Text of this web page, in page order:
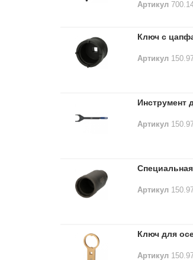
Артикул
Ключ с
Артикул
Инструмент
Артикул
Артикул
Ключ для
Артикул